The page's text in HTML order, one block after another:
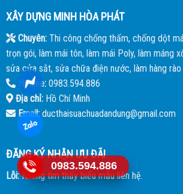
XÂY DỰNG MINH HÒA PHÁT
Chuyên:Thi công chống thấm, chống dột
trọn gói, làm mái tôn, làm mái Poly, làm máng
sửa cửa sắt, sửa chữa điện nước, làm hàng rào
Hotline:0983.594.886
Địa chỉ:Hồ Chí Minh
Email:ducthaisuachuadandung@gmail.com
ĐĂNG KÝ NHẬN ƯU ĐÃI
Lỗi:Không tìm thấy biểu mẫu liên hệ.
0983.594.886